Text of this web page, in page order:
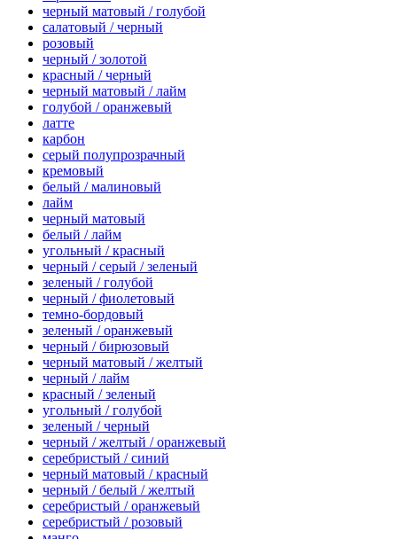
черный матовый / голубой
салатовый / черный
розовый
черный / золотой
красный / черный
черный матовый / лайм
голубой / оранжевый
латте
карбон
серый полупрозрачный
кремовый
белый / малиновый
лайм
черный матовый
белый / лайм
угольный / красный
черный / серый / зеленый
зеленый / голубой
черный / фиолетовый
темно-бордовый
зеленый / оранжевый
черный / бирюзовый
черный матовый / желтый
черный / лайм
красный / зеленый
угольный / голубой
зеленый / черный
черный / желтый / оранжевый
серебристый / синий
черный матовый / красный
черный / белый / желтый
серебристый / оранжевый
серебристый / розовый